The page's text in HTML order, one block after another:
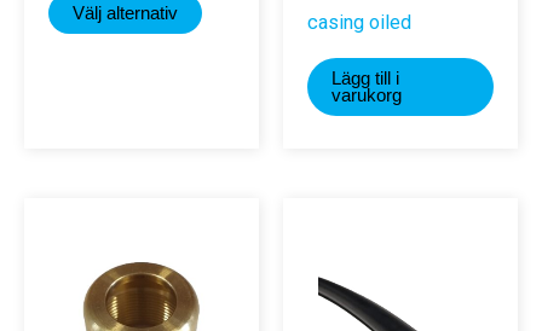
Välj alternativ
casing oiled
Lägg till i
varukorg